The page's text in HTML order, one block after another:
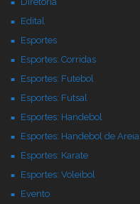
Edital
Esportes
Esportes: Corridas
Esportes: Futebol
Esportes: Futsal
Esportes: Handebol
Esportes: Handebol de Areia
Esportes: Karate
Esportes: Voleibol
Evento